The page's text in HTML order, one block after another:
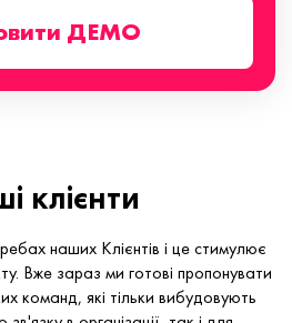
ДЕМО
клієнти
наших Клієнтів і це стимулює
Вже зараз ми готові пропонувати
команд, які тільки вибудовують